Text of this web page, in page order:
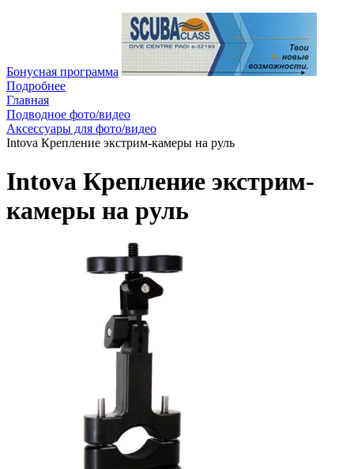
Бонусная программа
Подробнее
Главная
Подводное фото/видео
Аксессуары для фото/видео
Intova Крепление экстрим-камеры на руль
Intova Крепление экстрим-
камеры на руль